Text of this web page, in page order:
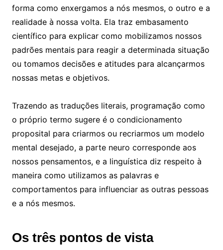
forma como enxergamos a nós mesmos, o outro e a
realidade à nossa volta. Ela traz embasamento
científico para explicar como mobilizamos nossos
padrões mentais para reagir a determinada situação
ou tomamos decisões e atitudes para alcançarmos
nossas metas e objetivos.
Trazendo as traduções literais, programação como
o próprio termo sugere é o condicionamento
proposital para criarmos ou recriarmos um modelo
mental desejado, a parte neuro corresponde aos
nossos pensamentos, e a linguística diz respeito à
maneira como utilizamos as palavras e
comportamentos para influenciar as outras pessoas
e a nós mesmos.
Os três pontos de vista